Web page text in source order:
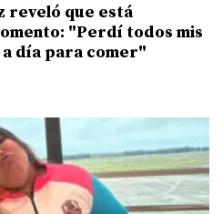
reveló que está
"Perdí todos mis
día para comer"